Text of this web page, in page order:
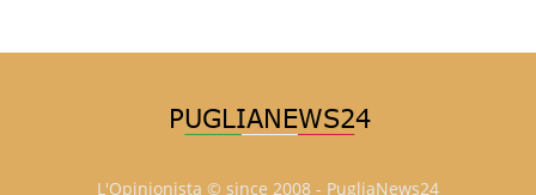
L'Opinionista © since 2008 - PugliaNews24